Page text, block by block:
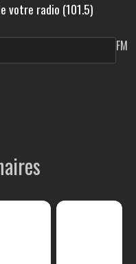
votre radio (101.5)
FM